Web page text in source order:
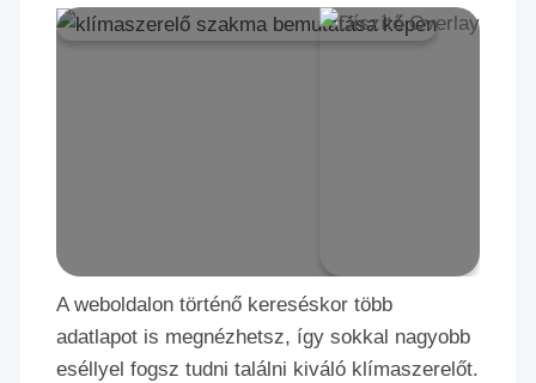
A weboldalon történő kereséskor több
adatlapot is megnézhetsz, így sokkal nagyobb
eséllyel fogsz tudni találni kiváló klímaszerelőt.